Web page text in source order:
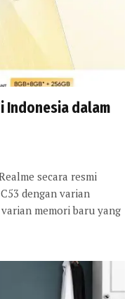
Indonesia dalam
secara resmi
dengan varian
memori baru yang